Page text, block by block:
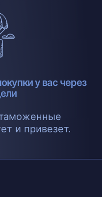
у вас через
и привезет.